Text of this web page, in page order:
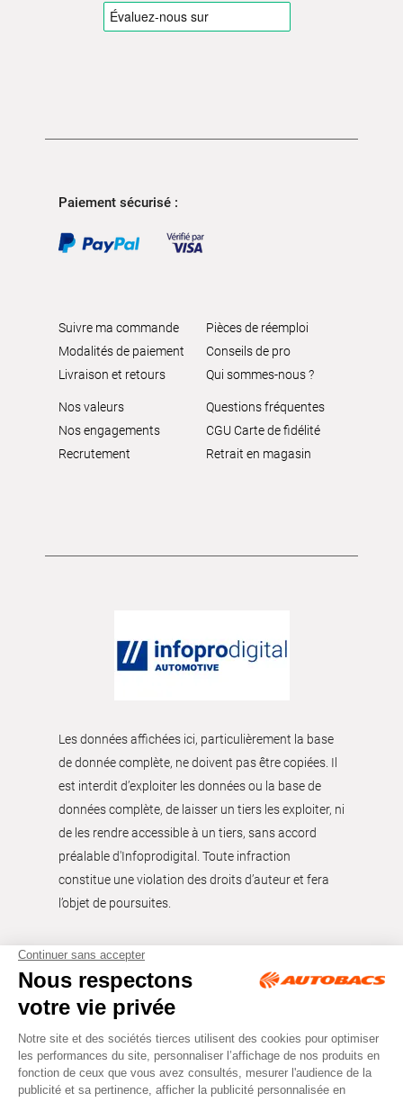
Paiement sécurisé :
Suivre ma commande
Modalités de paiement
Livraison et retours
Pièces de réemploi
Conseils de pro
Qui sommes-nous ?
Nos valeurs
Nos engagements
Recrutement
Questions fréquentes
CGU Carte de fidélité
Retrait en magasin
Les données affichées ici, particulièrement la base
de donnée complète, ne doivent pas être copiées. Il
est interdit d’exploiter les données ou la base de
données complète, de laisser un tiers les exploiter, ni
de les rendre accessible à un tiers, sans accord
préalable d'Infoprodigital. Toute infraction
constitue une violation des droits d’auteur et fera
l’objet de poursuites.
Tous droits réservés © Autobacs